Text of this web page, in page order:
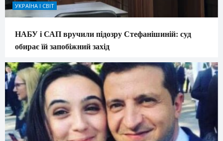
УКРАЇНА І СВІТ
НАБУ і САП вручили підозру Стефанішиній: суд
обирає їй запобіжний захід